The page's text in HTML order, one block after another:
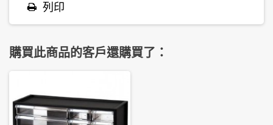
列印
購買此商品的客戶還購買了：